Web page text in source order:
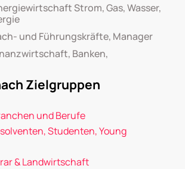
Strom, Gas, Wasser,
und Führungskräfte, Manager
Banken,
Zielgruppen
und Berufe
Studenten, Young
& Landwirtschaft